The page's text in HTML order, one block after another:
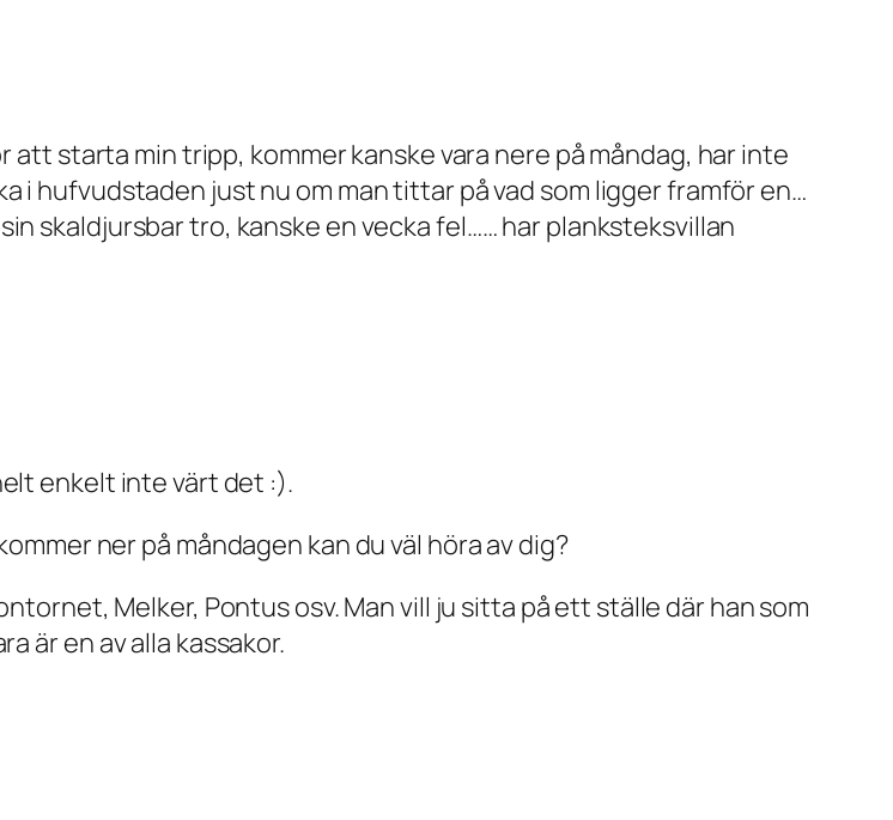
att starta min tripp, kommer kanske vara nere på måndag, har inte
i hufvudstaden just nu om man tittar på vad som ligger framför en…
skaldjursbar tro, kanske en vecka fel…… har planksteksvillan
enkelt inte värt det :).
ner på måndagen kan du väl höra av dig?
Melker, Pontus osv. Man vill ju sitta på ett ställe där han som
är en av alla kassakor.